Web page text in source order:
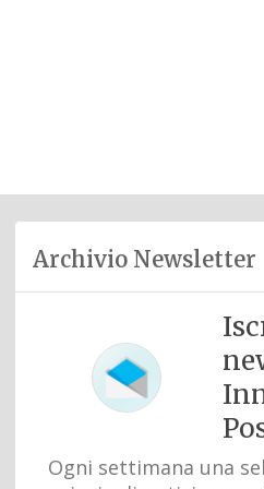
Archivio Newsletter
Ogni settimana una